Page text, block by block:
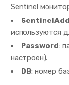
Sentinel
используются
Password:
настроен).
DB: номер